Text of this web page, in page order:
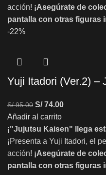
acción! ¡Asegúrate de
pantalla con otras figuras
-22%
Yuji Itadori (Ver.2) –
S/95.00 S/74.00
Añadir al carrito
¡"Jujutsu Kaisen" llega
¡Presenta a Yuji Itadori, el
acción! ¡Asegúrate de
pantalla con otras figuras